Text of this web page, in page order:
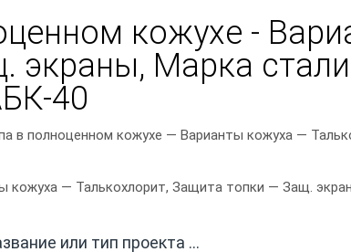
кожухе -
экраны, Марка стали
40
в полноценном кожухе — Варианты кожуха —
кожуха — Талькохлорит, Защита топки — Защ.